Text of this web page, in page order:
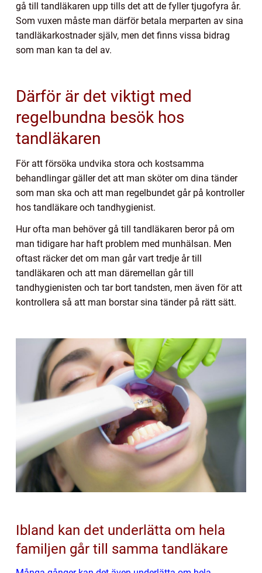
gå till tandläkaren upp tills det att de fyller tjugofyra år.
Som vuxen måste man därför betala merparten av sina
tandläkarkostnader själv, men det finns vissa bidrag
som man kan ta del av.
Därför är det viktigt med
regelbundna besök hos
tandläkaren
För att försöka undvika stora och kostsamma
behandlingar gäller det att man sköter om dina tänder
som man ska och att man regelbundet går på kontroller
hos tandläkare och tandhygienist.
Hur ofta man behöver gå till tandläkaren beror på om
man tidigare har haft problem med munhälsan. Men
oftast räcker det om man går vart tredje år till
tandläkaren och att man däremellan går till
tandhygienisten och tar bort tandsten, men även för att
kontrollera så att man borstar sina tänder på rätt sätt.
Ibland kan det underlätta om hela
familjen går till samma tandläkare